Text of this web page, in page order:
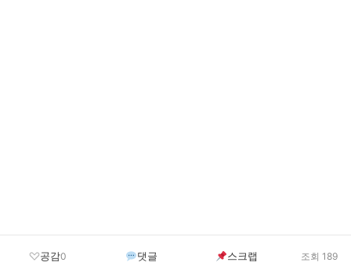
공감0 댓글 스크랩 조회 189